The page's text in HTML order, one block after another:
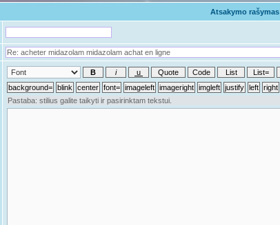
Atsakymo rašymas